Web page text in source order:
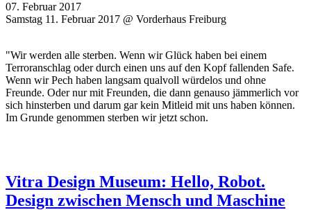
07. Februar 2017
Samstag 11. Februar 2017 @ Vorderhaus Freiburg
"Wir werden alle sterben. Wenn wir Glück haben bei einem
Terroranschlag oder durch einen uns auf den Kopf fallenden Safe.
Wenn wir Pech haben langsam qualvoll würdelos und ohne
Freunde. Oder nur mit Freunden, die dann genauso jämmerlich vor
sich hinsterben und darum gar kein Mitleid mit uns haben können.
Im Grunde genommen sterben wir jetzt schon.
Vitra Design Museum: Hello, Robot.
Design zwischen Mensch und Maschine